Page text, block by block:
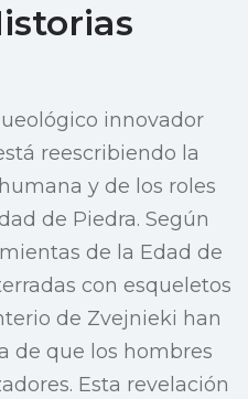
innovador
reescribiendo la
y de los roles
de Piedra. Según
de la Edad de
con esqueletos
de Zvejnieki han
de que los hombres
Esta revelación